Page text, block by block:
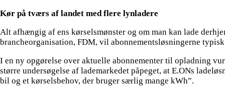
Kør på tværs af landet med flere lynladere
Alt afhængig af ens kørselsmønster og om man kan lade
brancheorganisation, FDM, vil abonnementsløsningerne
I en ny opgørelse over aktuelle abonnementer til opladning
større undersøgelse af lademarkedet påpeget, at E.ONs
bil og et kørselsbehov, der bruger særlig mange kWh”.